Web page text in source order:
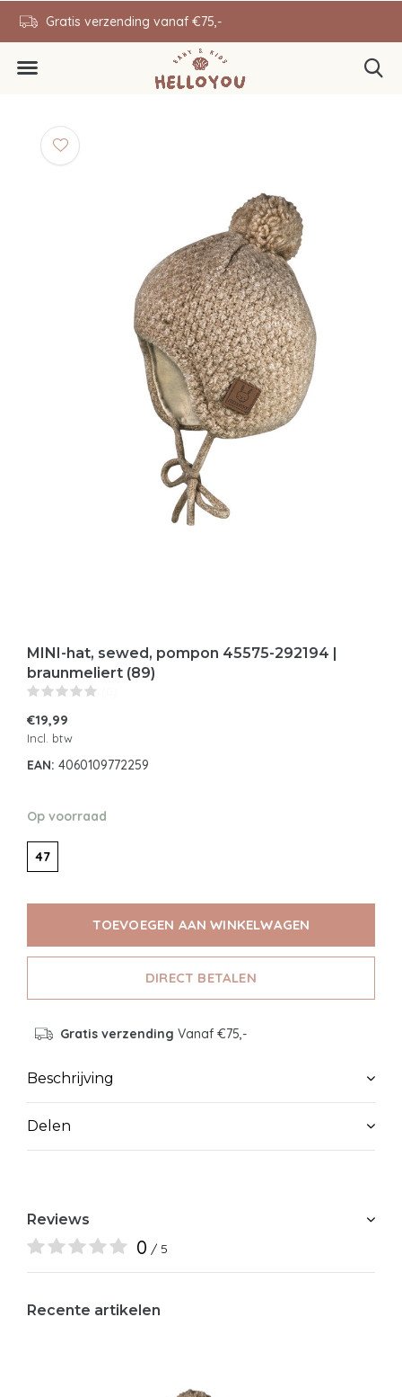
Gratis verzending vanaf €75,-
MINI-hat, sewed, pompon 45575-292194 |
braunmeliert (89)
€19,99
Incl. btw
EAN: 4060109772259
Op voorraad
47
TOEVOEGEN AAN WINKELWAGEN
DIRECT BETALEN
Gratis verzending Vanaf €75,-
Beschrijving
Delen
Reviews
0 / 5
Recente artikelen